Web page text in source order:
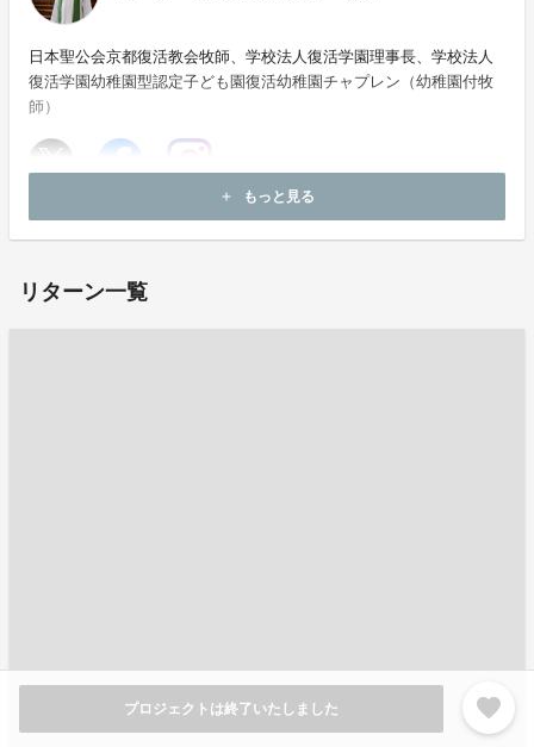
プロジェクトは終了いたしました favorite
日本聖公会京都復活教会牧師、学校法人復活学園理事長、学校法人
復活学園幼稚園型認定子ども園復活幼稚園チャプレン（幼稚園付牧
師）
add もっと見る
リターン一覧